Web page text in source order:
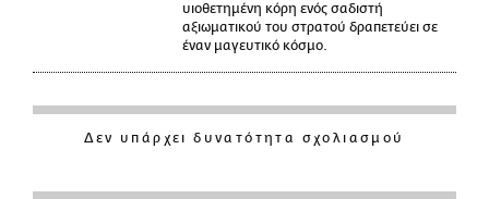
υιοθετημένη κόρη ενός σαδιστή
αξιωματικού του στρατού δραπετεύει σε
έναν μαγευτικό κόσμο.
Δεν υπάρχει δυνατότητα σχολιασμού